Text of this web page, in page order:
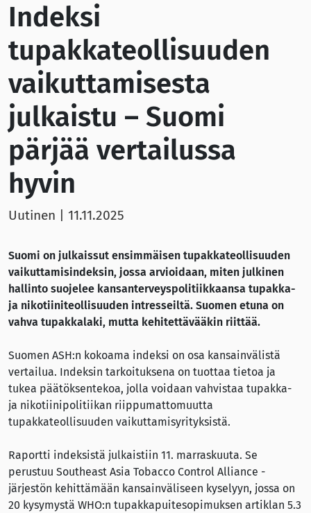
Indeksi
tupakkateollisuuden
vaikuttamisesta
julkaistu – Suomi
pärjää vertailussa
hyvin
Uutinen 11.11.2025
Suomi on julkaissut ensimmäisen tupakkateollisuuden
vaikuttamisindeksin, jossa arvioidaan, miten julkinen
hallinto suojelee kansanterveyspolitiikkaansa tupakka-
ja nikotiiniteollisuuden intresseiltä. Suomen etuna on
vahva tupakkalaki, mutta kehitettävääkin riittää.
Suomen ASH:n kokoama indeksi on osa kansainvälistä
vertailua. Indeksin tarkoituksena on tuottaa tietoa ja
tukea päätöksentekoa, jolla voidaan vahvistaa tupakka-
ja nikotiinipolitiikan riippumattomuutta
tupakkateollisuuden vaikuttamisyrityksistä.
Raportti indeksistä julkaistiin 11. marraskuuta. Se
perustuu Southeast Asia Tobacco Control Alliance -
järjestön kehittämään kansainväliseen kyselyyn, jossa on
20 kysymystä WHO:n tupakkapuitesopimuksen artiklan 5.3